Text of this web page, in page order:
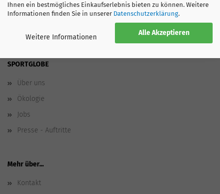
Ihnen ein bestmögliches Einkaufserlebnis bieten zu können. Weitere
Informationen finden Sie in unserer Datenschutzerklärung.
Alle Akzeptieren
Weitere Informationen
SPORTGLOBE
Über uns
Ökologie
Jobs
Presse - Auftritte
Mehr über...
Kontakt